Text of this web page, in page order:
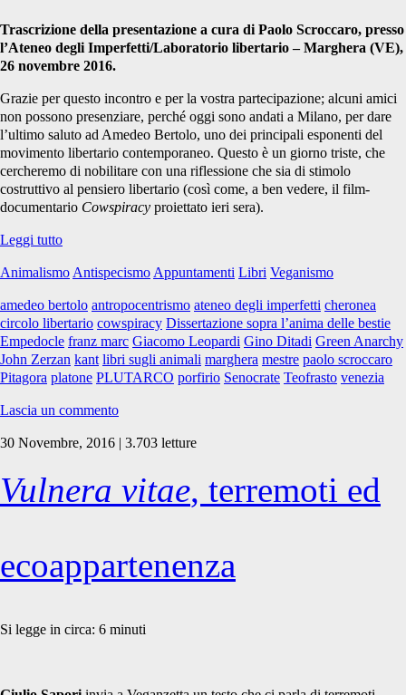
Trascrizione della presentazione a cura di Paolo Scroccaro, presso
l’Ateneo degli Imperfetti/Laboratorio libertario – Marghera (VE),
26 novembre 2016.
Grazie per questo incontro e per la vostra partecipazione; alcuni amici
non possono presenziare, perché oggi sono andati a Milano, per dare
l’ultimo saluto ad Amedeo Bertolo, uno dei principali esponenti del
movimento libertario contemporaneo. Questo è un giorno triste, che
cercheremo di nobilitare con una riflessione che sia di stimolo
costruttivo al pensiero libertario (così come, a ben vedere, il film-
documentario Cowspiracy proiettato ieri sera).
Leggi tuttoL’Animale
da
Incontro
con
Gino
Ditadi
Animalismo Antispecismo Appuntamenti Libri Veganismo
amedeo bertolo antropocentrismo ateneo degli imperfetti cheronea
circolo libertario cowspiracy Dissertazione sopra l’anima delle bestie
Empedocle franz marc Giacomo Leopardi Gino Ditadi Green Anarchy
John Zerzan kant libri sugli animali marghera mestre paolo scroccaro
Pitagora platone PLUTARCO porfirio Senocrate Teofrasto venezia
Lascia un commento
30 Novembre, 2016 | 3.703 letture
Vulnera vitae, terremoti ed
ecoappartenenza
Si legge in circa: 6 minuti